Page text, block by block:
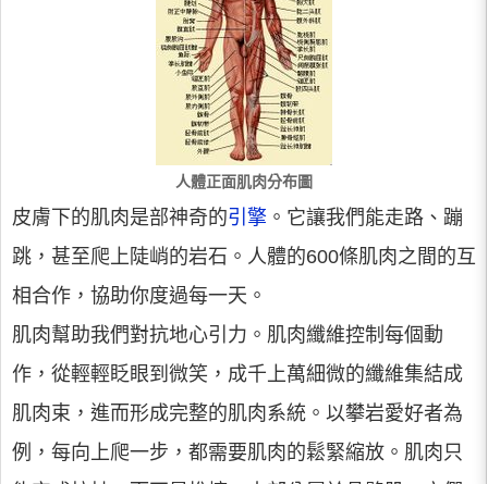
人體正面肌肉分布圖
皮膚下的肌肉是部神奇的引擎 。它讓我們能走路、蹦
跳，甚至爬上陡峭的岩石。人體的600條肌肉之間的互
相合作，協助你度過每一天。
肌肉幫助我們對抗地心引力。肌肉纖維控制每個動
作，從輕輕眨眼到微笑，成千上萬細微的纖維集結成
肌肉束，進而形成完整的肌肉系統。以攀岩愛好者為
例，每向上爬一步，都需要肌肉的鬆緊縮放。肌肉只